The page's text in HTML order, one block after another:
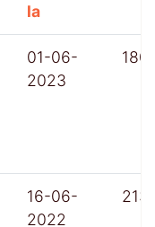
la
01-06-
2023
16-06-
2022